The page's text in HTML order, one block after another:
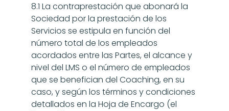
8.1 La contraprestación que abonará la
Sociedad por la prestación de los
Servicios se estipula en función del
número total de los empleados
acordados entre las Partes, el alcance y
nivel del LMS o el número de empleados
que se benefician del Coaching, en su
caso, y según los términos y condiciones
detallados en la Hoja de Encargo (el